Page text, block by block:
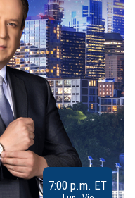
7:00 p.m. ET